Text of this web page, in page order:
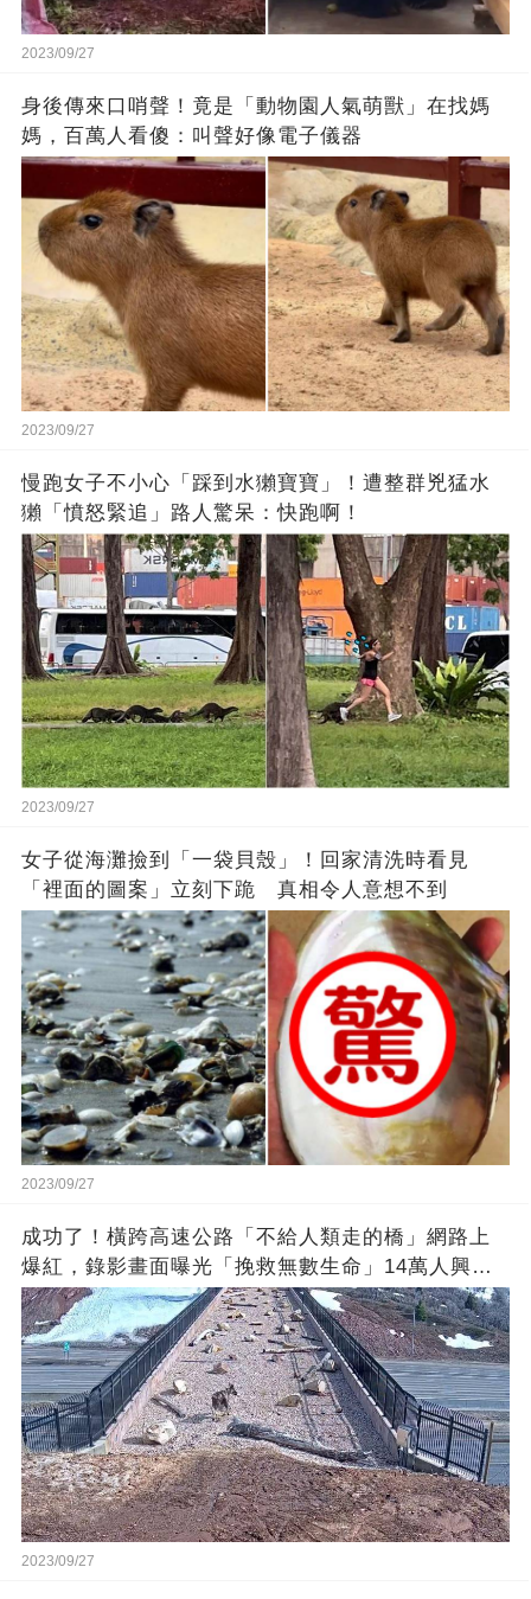
2023/09/27
身後傳來口哨聲！竟是「動物園人氣萌獸」在找媽
媽，百萬人看傻：叫聲好像電子儀器
2023/09/27
慢跑女子不小心「踩到水獺寶寶」！遭整群兇猛水
獺「憤怒緊追」路人驚呆：快跑啊！
2023/09/27
女子從海灘撿到「一袋貝殼」！回家清洗時看見
「裡面的圖案」立刻下跪 真相令人意想不到
2023/09/27
成功了！橫跨高速公路「不給人類走的橋」網路上
爆紅，錄影畫面曝光「挽救無數生命」14萬人興奮
歡呼
2023/09/27